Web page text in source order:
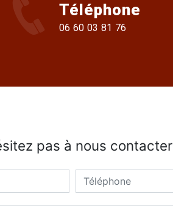
Téléphone
06 60 03 81 76
pas à nous contacter